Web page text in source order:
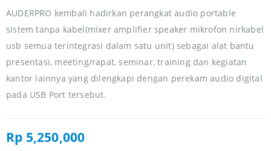
AUDERPRO kembali hadirkan perangkat audio portable
sistem tanpa kabel(mixer amplifier speaker mikrofon nirkabel
usb semua terintegrasi dalam satu unit) sebagai alat bantu
presentasi, meeting/rapat, seminar, training dan kegiatan
kantor lainnya yang dilengkapi dengan perekam audio digital
pada USB Port tersebut.
Rp 5,250,000